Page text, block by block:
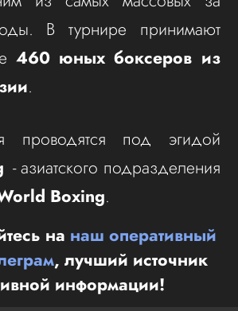
В турнире принимают
460 юных боксеров из
.
проводятся под эгидой
- азиатского подразделения
Boxing.
на наш оперативный
, лучший источник
информации!